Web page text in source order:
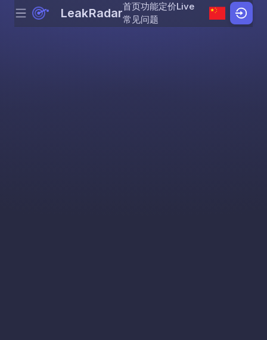
Skip to content
Menu LeakRadar首页功能定价Live
常见问题